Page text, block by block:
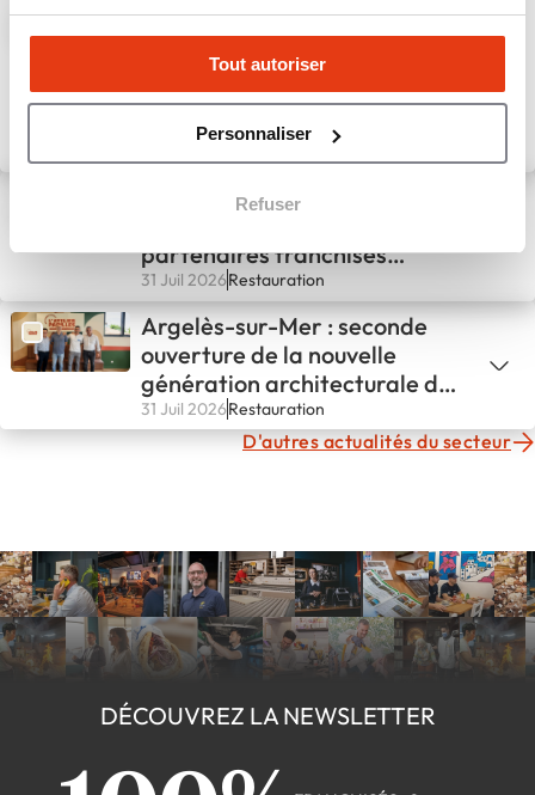
Tout autoriser
Personnaliser
Refuser
Beer’s Corner poursuit son
expansion avec une première
implantation en Bretagne
ZENDÖNER lance son
partenaires franchisés
fondateurs
31 Juil 2026Restauration
Argelès-sur-Mer : seconde
ouverture de la nouvelle
génération architecturale de
L'ATELIER PAPILLES !
31 Juil 2026Restauration
D'autres actualités du secteur
DÉCOUVREZ LA NEWSLETTER